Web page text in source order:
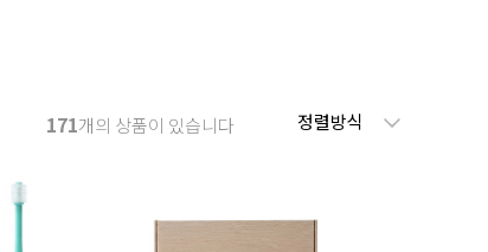
171개의 상품이 있습니다 정렬방식